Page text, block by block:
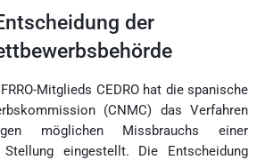
der
Mitglieds CEDRO hat die spanische
(CNMC) das Verfahren
möglichen Missbrauchs einer
Stellung eingestellt. Die Entscheidung